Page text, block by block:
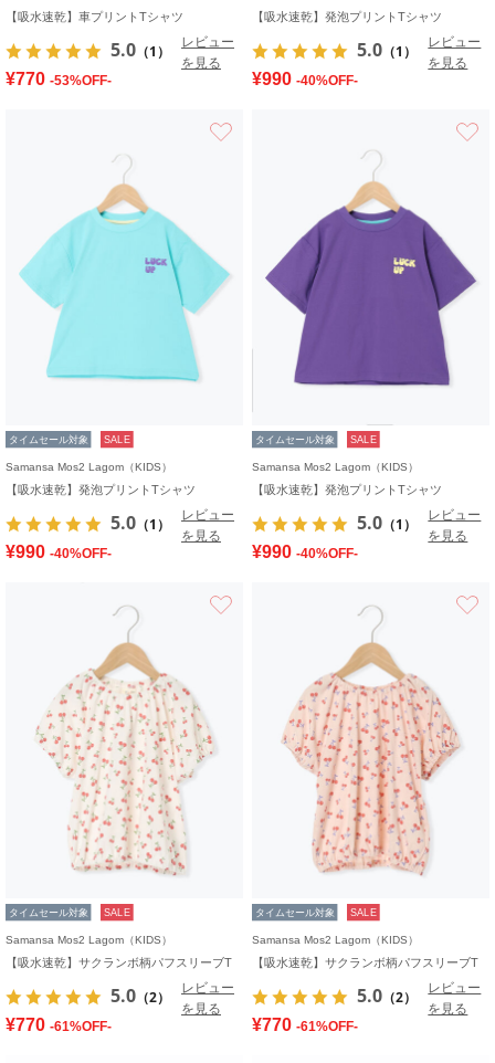
【吸水速乾】車プリントTシャツ
5.0 （1）
レビュー
を見る
¥770 -53%OFF-
【吸水速乾】発泡プリントTシャツ
5.0 （1）
レビュー
を見る
¥990 -40%OFF-
タイムセール対象 SALE
Samansa Mos2 Lagom（KIDS）
【吸水速乾】発泡プリントTシャツ
5.0 （1）
レビュー
を見る
¥990 -40%OFF-
タイムセール対象 SALE
Samansa Mos2 Lagom（KIDS）
【吸水速乾】発泡プリントTシャツ
5.0 （1）
レビュー
を見る
¥990 -40%OFF-
タイムセール対象 SALE
Samansa Mos2 Lagom（KIDS）
【吸水速乾】サクランボ柄パフスリーブT
5.0 （2）
レビュー
を見る
¥770 -61%OFF-
タイムセール対象 SALE
Samansa Mos2 Lagom（KIDS）
【吸水速乾】サクランボ柄パフスリーブT
5.0 （2）
レビュー
を見る
¥770 -61%OFF-